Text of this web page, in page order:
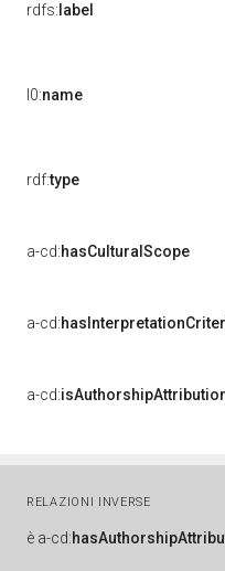
rdfs: label
l0:name
rdf:type
a-cd:hasCulturalScope
a-cd:
a-cd:
RELAZIONI INVERSE
è a-cd: